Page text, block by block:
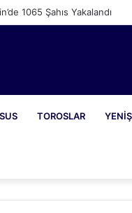
1065 Şahıs Yakalandı
TOROSLAR